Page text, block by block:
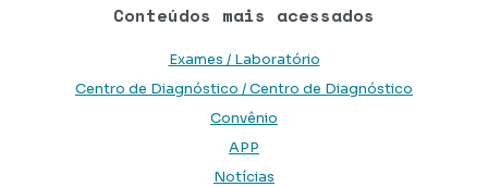
Conteúdos mais acessados
Exames / Laboratório
Centro de Diagnóstico / Centro de Diagnóstico
Convênio
APP
Notícias